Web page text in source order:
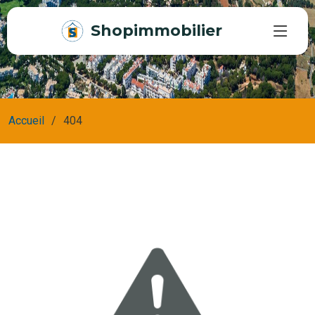
Shopimmobilier
Accueil 404